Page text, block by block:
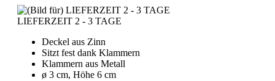
LIEFERZEIT 2 - 3 TAGE
Deckel aus Zinn
Sitzt fest dank Klammern
Klammern aus Metall
ø 3 cm, Höhe 6 cm